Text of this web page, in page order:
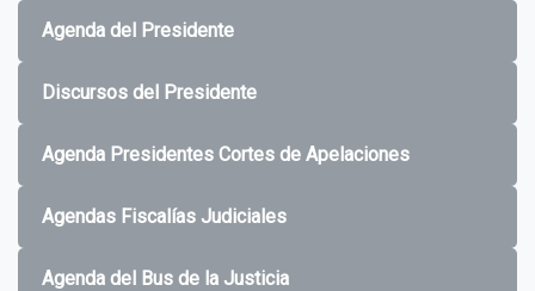
Agenda del Presidente
Discursos del Presidente
Agenda Presidentes Cortes de Apelaciones
Agendas Fiscalías Judiciales
Agenda del Bus de la Justicia